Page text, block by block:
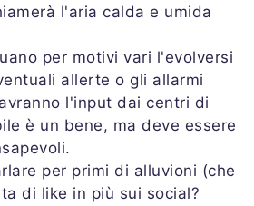
l'aria calda e umida
per motivi vari l'evolversi
allerte o gli allarmi
l'input dai centri di
è un bene, ma deve essere
per primi di alluvioni (che
di like in più sui social?